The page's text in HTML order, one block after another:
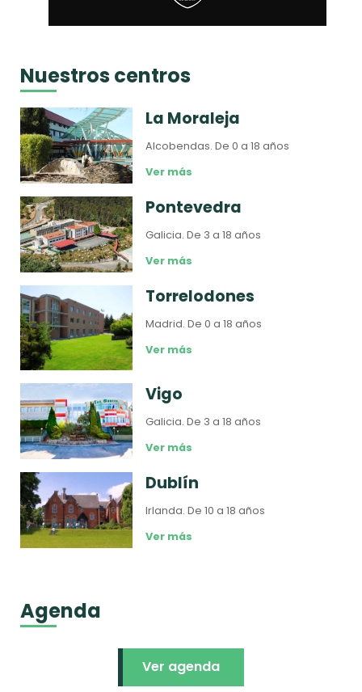
Nuestros centros
La Moraleja
Alcobendas.De 0 a 18 años
Ver más
Pontevedra
Galicia.De 3 a 18 años
Ver más
Torrelodones
Madrid.De 0 a 18 años
Ver más
Vigo
Galicia.De 3 a 18 años
Ver más
Dublín
Irlanda.De 10 a 18 años
Ver más
Agenda
Ver agenda